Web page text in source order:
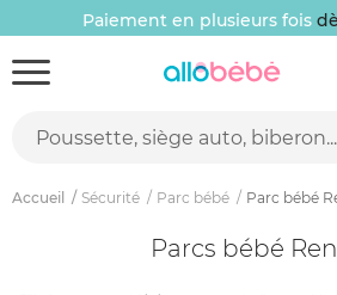
Paiement en plusieurs fois
Accueil Sécurité Parc bébé Parc bébé
Parcs bébé